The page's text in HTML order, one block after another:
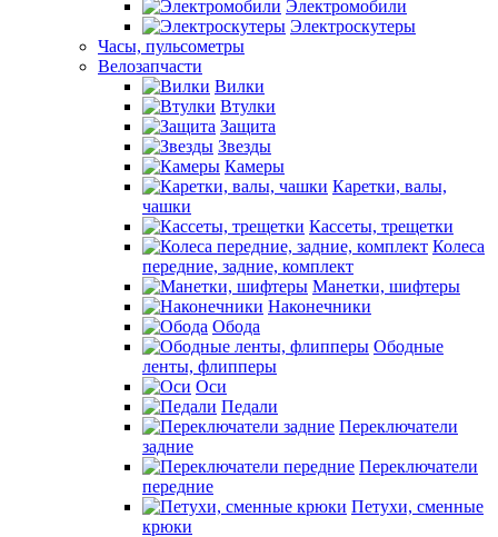
Электромобили
Электроскутеры
Часы, пульсометры
Велозапчасти
Вилки
Втулки
Защита
Звезды
Камеры
Каретки, валы,
чашки
Кассеты, трещетки
Колеса
передние, задние, комплект
Манетки, шифтеры
Наконечники
Обода
Ободные
ленты, флипперы
Оси
Педали
Переключатели
задние
Переключатели
передние
Петухи, сменные
крюки